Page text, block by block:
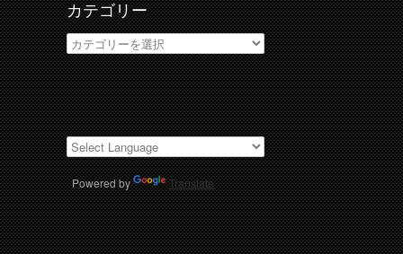
カテゴリー
カ
テ
ゴ
リ
ー
Powered by Translate